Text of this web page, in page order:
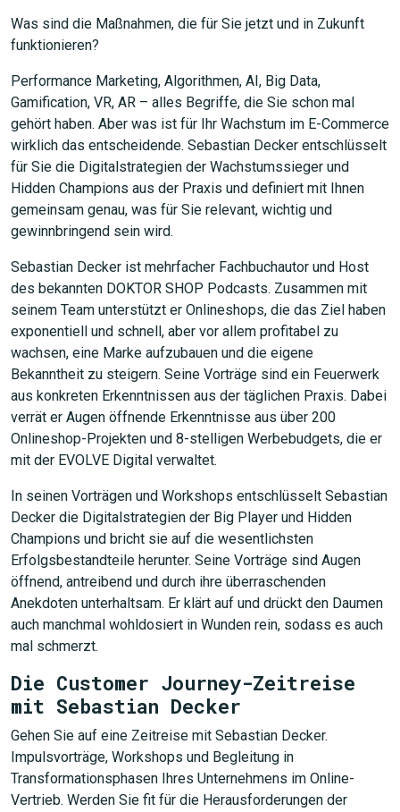
Was sind die Maßnahmen, die für Sie jetzt und in Zukunft
funktionieren?
Performance Marketing, Algorithmen, AI, Big Data,
Gamification, VR, AR – alles Begriffe, die Sie schon mal
gehört haben. Aber was ist für Ihr Wachstum im E-Commerce
wirklich das entscheidende. Sebastian Decker entschlüsselt
für Sie die Digitalstrategien der Wachstumssieger und
Hidden Champions aus der Praxis und definiert mit Ihnen
gemeinsam genau, was für Sie relevant, wichtig und
gewinnbringend sein wird.
Sebastian Decker ist mehrfacher Fachbuchautor und Host
des bekannten DOKTOR SHOP Podcasts. Zusammen mit
seinem Team unterstützt er Onlineshops, die das Ziel haben
exponentiell und schnell, aber vor allem profitabel zu
wachsen, eine Marke aufzubauen und die eigene
Bekanntheit zu steigern. Seine Vorträge sind ein Feuerwerk
aus konkreten Erkenntnissen aus der täglichen Praxis. Dabei
verrät er Augen öffnende Erkenntnisse aus über 200
Onlineshop-Projekten und 8-stelligen Werbebudgets, die er
mit der EVOLVE Digital verwaltet.
In seinen Vorträgen und Workshops entschlüsselt Sebastian
Decker die Digitalstrategien der Big Player und Hidden
Champions und bricht sie auf die wesentlichsten
Erfolgsbestandteile herunter. Seine Vorträge sind Augen
öffnend, antreibend und durch ihre überraschenden
Anekdoten unterhaltsam. Er klärt auf und drückt den Daumen
auch manchmal wohldosiert in Wunden rein, sodass es auch
mal schmerzt.
Die Customer Journey-Zeitreise
mit Sebastian Decker
Gehen Sie auf eine Zeitreise mit Sebastian Decker.
Impulsvorträge, Workshops und Begleitung in
Transformationsphasen Ihres Unternehmens im Online-
Vertrieb. Werden Sie fit für die Herausforderungen der